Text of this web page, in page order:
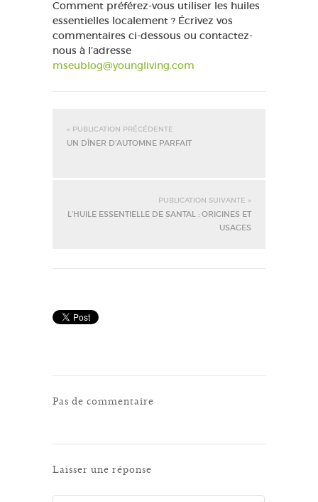
Comment préférez-vous utiliser les huiles
essentielles localement ? Écrivez vos
commentaires ci-dessous ou contactez-
nous à l’adresse
mseublog@youngliving.com
« PUBLICATION PRÉCÉDENTE
UN DÎNER D’AUTOMNE PARFAIT
PUBLICATION SUIVANTE »
L’HUILE ESSENTIELLE DE SANTAL : ORIGINES ET
USAGES
Pas de commentaire
Laisser une réponse